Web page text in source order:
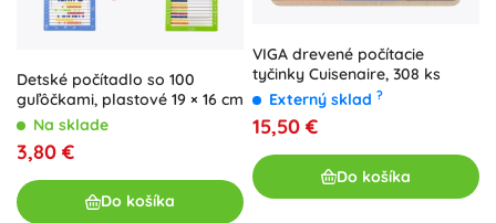
Detské počítadlo so 100
guľôčkami, plastové 19 × 16 cm
Na sklade
3,80 €
Do košíka
VIGA drevené počítacie
tyčinky Cuisenaire, 308 ks
Externý sklad ?
15,50 €
Do košíka